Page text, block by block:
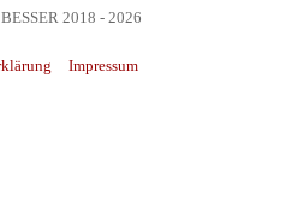
2018 - 2026
Impressum